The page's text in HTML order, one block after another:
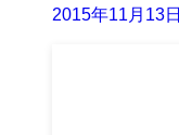
2015年11月13日